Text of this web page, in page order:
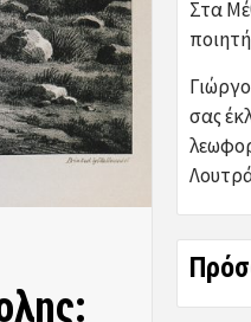
Στα
σας